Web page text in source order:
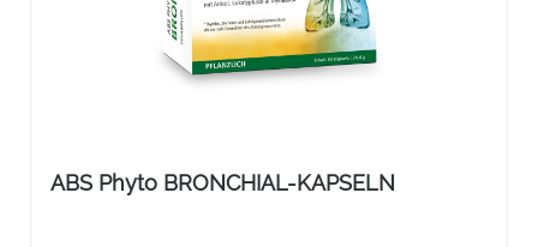
ABS Phyto BRONCHIAL-KAPSELN